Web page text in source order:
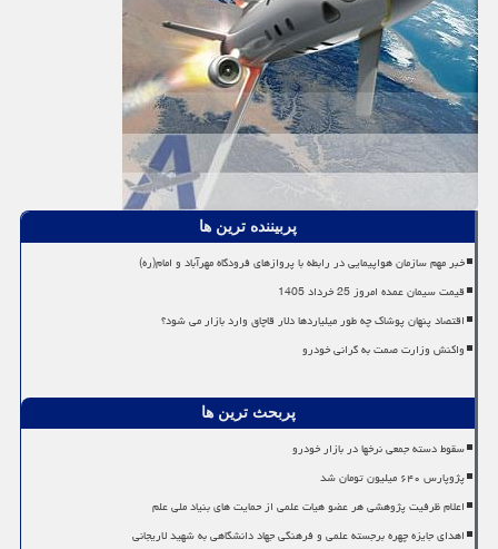
پربیننده ترین ها
خبر مهم سازمان هواپیمایی در رابطه با پروازهای فرودگاه مهرآباد و امام(ره)
قیمت سیمان عمده امروز 25 خرداد 1405
اقتصاد پنهان پوشاک چه طور میلیاردها دلار قاچاق وارد بازار می شود؟
واکنش وزارت صمت به گرانی خودرو
پربحث ترین ها
سقوط دسته جمعی نرخها در بازار خودرو
پژوپارس ۶۴۰ میلیون تومان شد
اعلام ظرفیت پژوهشی هر عضو هیات علمی از حمایت های بنیاد ملی علم
اهدای جایزه چهره برجسته علمی و فرهنگی جهاد دانشگاهی به شهید لاریجانی